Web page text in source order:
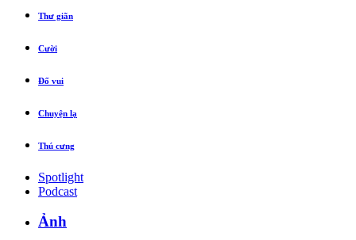
Thư giãn
Cười
Đố vui
Chuyện lạ
Thú cưng
Spotlight
Podcast
Ảnh